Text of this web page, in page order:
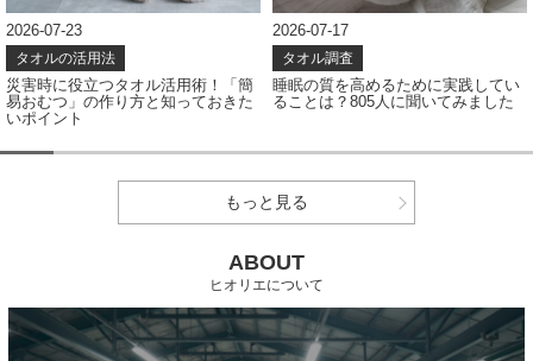
2026-07-17
タオル調査
睡眠の質を高めるために実践してい
ることは？805人に聞いてみました
2026-07-08
タオル調査
タオルの色、どう選ぶ？アンケート
結果から見えたカラー選びのポイン
もっと見る
ABOUT
ヒオリエについて